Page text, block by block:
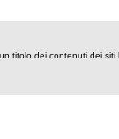
titolo dei contenuti dei siti